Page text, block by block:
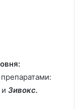
и Зивокс.